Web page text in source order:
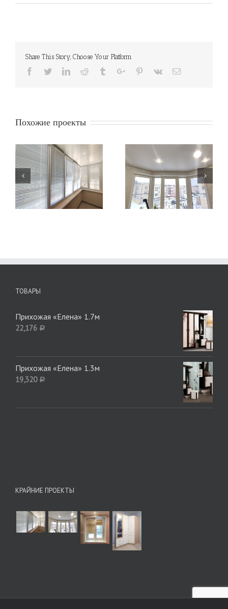
Share This Story, Choose Your Platform
Facebook
TwitterLinkedinReddit TumblrGoogle+Pinterest
Vk Email
Похожие проекты
Карниз на эркер
(угловой)
Карниз на эркер
(угловой с двумя
углами) на заказ
ТОВАРЫ
Прихожая «Елена» 1.7м
22,176 Р
Прихожая «Елена» 1.3м
19,320 Р
КРАЙНИЕ ПРОЕКТЫ